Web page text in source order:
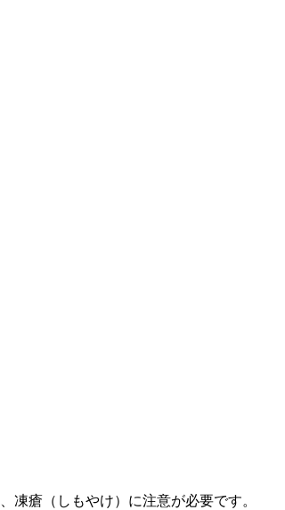
凍瘡（しもやけ）に注意が必要です。